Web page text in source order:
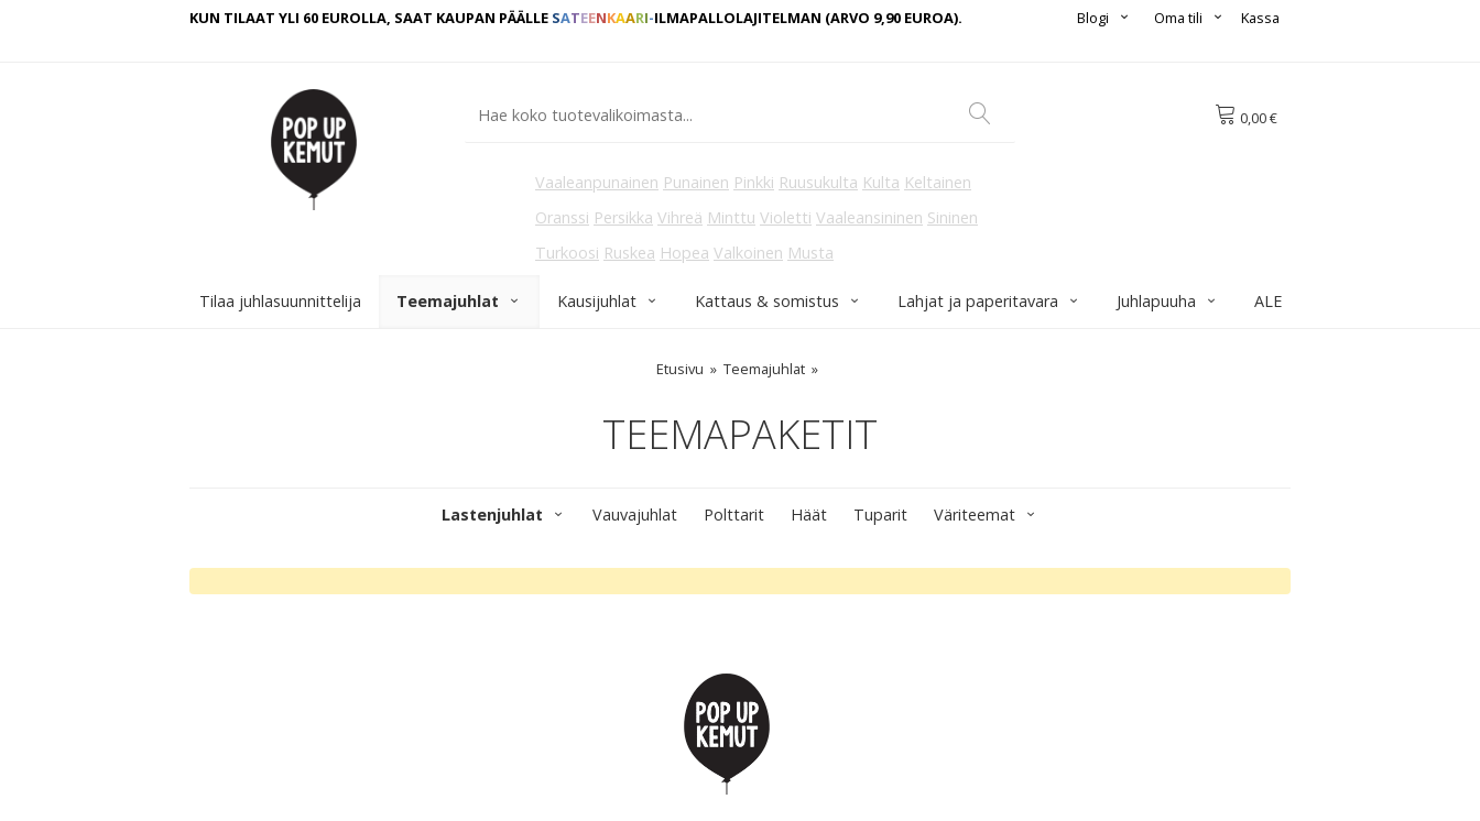
KUN TILAAT YLI 60 EUROLLA, SAAT KAUPAN PÄÄLLE SATEENKAARI-ILMAPALLOLAJITELMAN (ARVO 9,90 EUROA). Kassa
Oma tili
Blogi
0,00 €
Vaaleanpunainen Punainen Pinkki Ruusukulta Kulta Keltainen
Oranssi Persikka Vihreä Minttu Violetti Vaaleansininen Sininen
Turkoosi Ruskea Hopea Valkoinen Musta
Tilaa juhlasuunnittelija Teemajuhlat Kausijuhlat Kattaus & somistus Lahjat ja paperitavara Juhlapuuha ALE
Etusivu Teemajuhlat
TEEMAPAKETIT
Lastenjuhlat Vauvajuhlat Polttarit Häät Tuparit Väriteemat